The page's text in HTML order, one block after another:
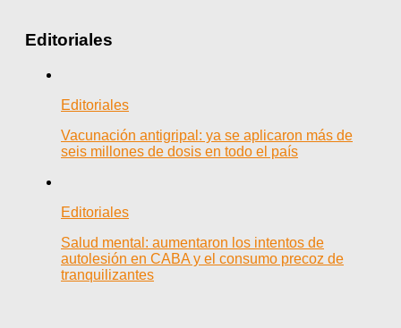
Editoriales
Editoriales
Vacunación antigripal: ya se aplicaron más de
seis millones de dosis en todo el país
Editoriales
Salud mental: aumentaron los intentos de
autolesión en CABA y el consumo precoz de
tranquilizantes